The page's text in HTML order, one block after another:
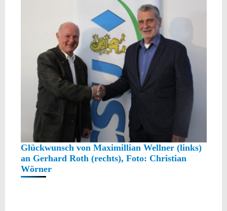
Glückwunsch von Maximillian Wellner (links)
an Gerhard Roth (rechts), Foto: Christian
Wörner